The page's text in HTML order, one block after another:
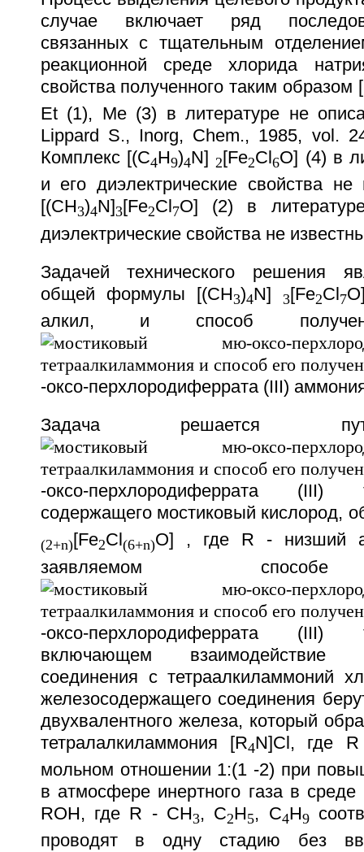
случае включает ряд
связанных с тщательным
реакционной среде хлорида
свойства полученного таким образом
Et (1), Me (3) в литературе не
Lippard S., Inorg, Chem., 1985, vol.
Комплекс [(C4H9)4N] 2 [Fe2Cl6O] (4) в
и его диэлектрические свойства
[(CH3)4N]3[Fe2Cl 7O] (2) в
диэлектрические свойства не
Задачей технического решения
общей формулы [(CH3)4N] 3[Fe2Cl 7
алкил, и способ
-оксо-перхлородиферрата (III)
Задача решается
-оксо-перхлородиферрата (III)
содержащего мостиковый кислород,
(2+n)[Fe2Cl (6+n)O] , где R - низший
заявляемом
-оксо-перхлородиферрата (III)
включающем взаимодействие
соединения с тетраалкиламмоний
железосодержащего соединения
двухвалентного железа, который
тетралалкиламмония [R4N]Cl, где
мольном отношении 1:(1 -2) при
в атмосфере инертного газа в среде
ROH, где R - CH3, C2H5, C4H9
проводят в одну стадию без